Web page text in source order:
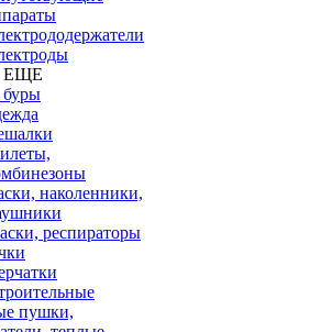
ЕЩЕ
буры
наколенники,
респираторы
пушки,